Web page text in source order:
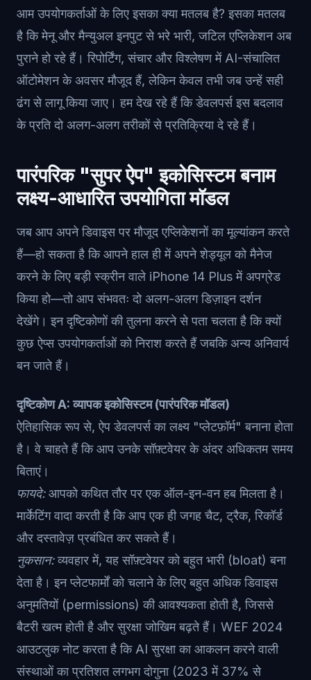
आम उपयोगकर्ताओं के लिए इसका क्या मतलब है? इसका मतलब
है कि मेनू और मैन्युअल इनपुट से भरे भारी, जटिल एप्लिकेशन अब
पुराने हो रहे हैं। रिपोर्टिंग, संचार और विश्लेषण में AI-संचालित
ऑटोमेशन के अवसर मौजूद हैं, लेकिन केवल तभी जब उन्हें सही
ढंग से लागू किया जाए। हम देख रहे हैं कि डेवलपर्स इस बदलाव
के प्रति दो अलग-अलग तरीकों से प्रतिक्रिया दे रहे हैं।
पारंपरिक "सुपर ऐप" इकोसिस्टम बनाम
लक्ष्य-आधारित उपयोगिता मॉडल
जब आप अपने डिवाइस पर मौजूद एप्लिकेशनों का मूल्यांकन करते
हैं—हो सकता है कि आपने हाल ही में अपने शेड्यूल को मैनेज
करने के लिए बड़ी स्क्रीन वाले iPhone 14 Plus में अपग्रेड
किया हो—तो आप संभवतः दो अलग-अलग डिज़ाइन दर्शन
देखेंगे। इन दृष्टिकोणों की तुलना करने से पता चलता है कि क्यों
कुछ ऐप्स उपयोगकर्ताओं को निराश करते हैं जबकि अन्य अनिवार्य
बन जाते हैं।
दृष्टिकोण A: व्यापक इकोसिस्टम (पारंपरिक मॉडल)
ऐतिहासिक रूप से, ऐप डेवलपर्स का लक्ष्य "प्लेटफ़ॉर्म" बनाना होता
है। वे चाहते हैं कि आप उनके सॉफ़्टवेयर के अंदर अधिकतम समय
बिताएं।
फायदे:आपको कथित तौर पर एक ऑल-इन-वन हब मिलता है।
मार्केटिंग वादा करती है कि आप एक ही जगह चैट, ट्रैक, रिकॉर्ड
और दस्तावेज़ प्रबंधित कर सकते हैं।
नुकसान:व्यवहार में, यह सॉफ़्टवेयर को बहुत भारी (bloat) बना
देता है। इन प्लेटफार्मों को चलाने के लिए बहुत अधिक डिवाइस
अनुमतियों (permissions) की आवश्यकता होती है, जिससे
बैटरी खत्म होती है और सुरक्षा जोखिम बढ़ते हैं। WEF 2024
आउटलुक नोट करता है कि AI सुरक्षा का आकलन करने वाली
संस्थाओं का प्रतिशत लगभग दोगुना (2023 में 37% से